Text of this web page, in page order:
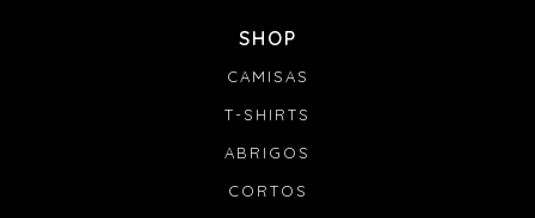
SHOP
CAMISAS
T-SHIRTS
ABRIGOS
CORTOS